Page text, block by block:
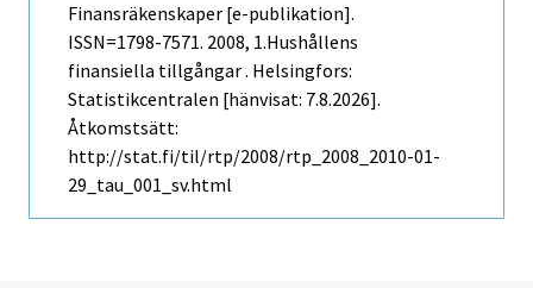
Finansräkenskaper [e-publikation].
ISSN=1798-7571. 2008, 1.Hushållens
finansiella tillgångar . Helsingfors:
Statistikcentralen [hänvisat: 7.8.2026].
Åtkomstsätt:
http://stat.fi/til/rtp/2008/rtp_2008_2010-01-
29_tau_001_sv.html